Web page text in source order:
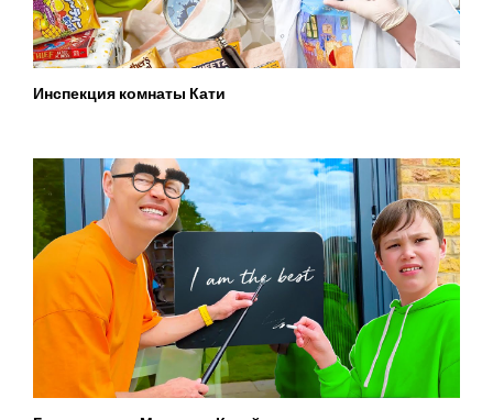
Инспекция комнаты Кати